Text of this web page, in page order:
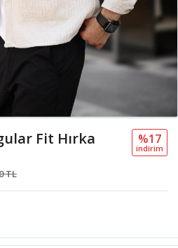
Fit Hırka
TL
%17
i̇ndi̇ri̇m